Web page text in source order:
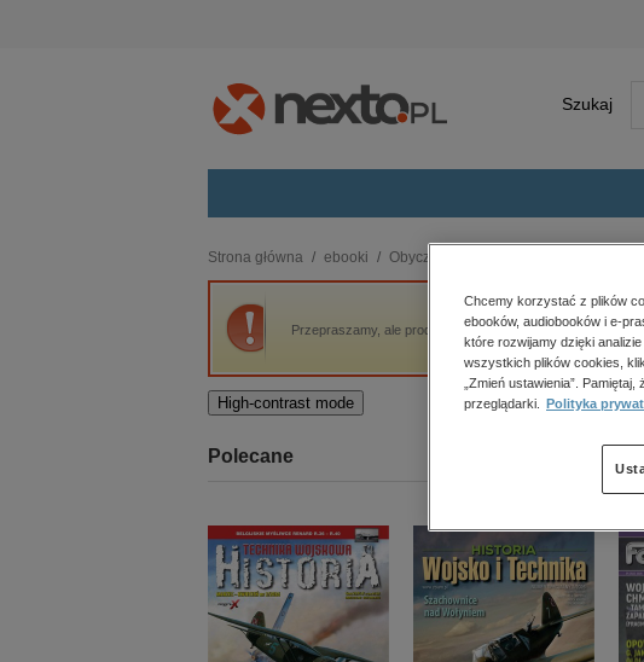
Szukaj
budownictwo, aranżacja wnętrz
biznesowe, branżowe, gospodarka
darmowe wydania
edukacja
kobiece, lifestyle, kultura
polityka,
inne
historia
zdrowie
religie
Strona główna ebooki Obyczajowe
Przepraszamy, ale produkt „The Fifth Queen” nie jest
High-contrast mode
Polecane
Chcemy korzystać z plików
ebooków, audiobooków i e-
które rozwijamy dzięki
wszystkich plików cookies,
„Zmień ustawienia”.
przeglądarki.
Polityka